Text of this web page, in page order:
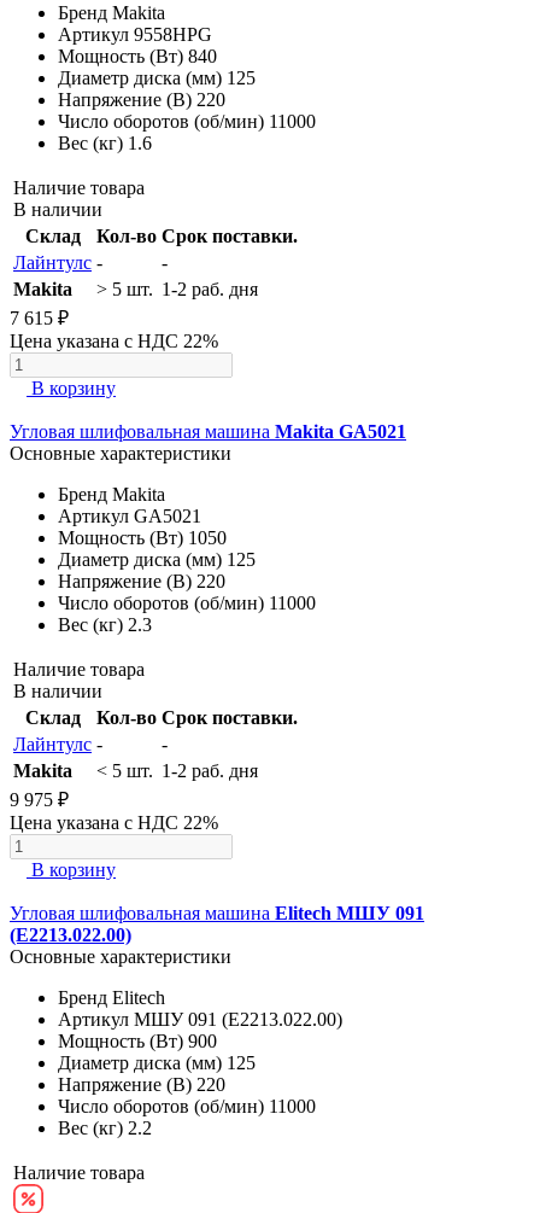
Бренд Makita
Артикул 9558HPG
Мощность (Вт) 840
Диаметр диска (мм) 125
Напряжение (В) 220
Число оборотов (об/мин) 11000
Вес (кг) 1.6
Наличие товара
В наличии
Склад
Кол-во Срок поставки.
Лайнтулс -
-
Makita
> 5 шт. 1-2 раб. дня
7 615 ₽
Цена указана с НДС 22%
В корзину
Угловая шлифовальная машина Makita GA5021
Основные характеристики
Бренд Makita
Артикул GA5021
Мощность (Вт) 1050
Диаметр диска (мм) 125
Напряжение (В) 220
Число оборотов (об/мин) 11000
Вес (кг) 2.3
Наличие товара
В наличии
Склад
Кол-во Срок поставки.
Лайнтулс -
-
Makita
< 5 шт. 1-2 раб. дня
9 975 ₽
Цена указана с НДС 22%
В корзину
Угловая шлифовальная машина Elitech МШУ 091
(E2213.022.00)
Основные характеристики
Бренд Elitech
Артикул МШУ 091 (E2213.022.00)
Мощность (Вт) 900
Диаметр диска (мм) 125
Напряжение (В) 220
Число оборотов (об/мин) 11000
Вес (кг) 2.2
Наличие товара